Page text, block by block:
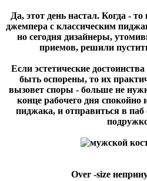
Да, этот день настал. Когда -
джемпера с классическим
но сегодня дизайнеры,
приемов, решили
Если эстетические
быть оспорены, то их
вызовет споры - больше не
конце рабочего дня спокойно
пиджака, и отправиться в
Over -size